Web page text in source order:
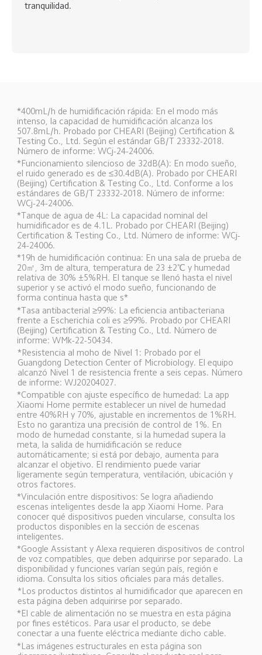
tranquilidad.
*400mL/h de humidificación rápida: En el modo más
intenso, la capacidad de humidificación alcanza los
507.8mL/h. Probado por CHEARI (Beijing) Certification &
Testing Co., Ltd. Según el estándar GB/T 23332-2018.
Número de informe: WCj-24-24006.
*Funcionamiento silencioso de 32dB(A): En modo sueño,
el ruido generado es de ≤30.4dB(A). Probado por CHEARI
(Beijing) Certification & Testing Co., Ltd. Conforme a los
estándares de GB/T 23332-2018. Número de informe:
WCj-24-24006.
*Tanque de agua de 4L: La capacidad nominal del
humidificador es de 4.1L. Probado por CHEARI (Beijing)
Certification & Testing Co., Ltd. Número de informe: WCj-
24-24006.
*19h de humidificación continua: En una sala de prueba de
20㎡, 3m de altura, temperatura de 23 ±2℃ y humedad
relativa de 30% ±5%RH. El tanque se llenó hasta el nivel
superior y se activó el modo sueño, funcionando de
forma continua hasta que s*
*Tasa antibacterial ≥99%: La eficiencia antibacteriana
frente a Escherichia coli es ≥99%. Probado por CHEARI
(Beijing) Certification & Testing Co., Ltd. Número de
informe: WMk-22-50434.
*Resistencia al moho de Nivel 1: Probado por el
Guangdong Detection Center of Microbiology. El equipo
alcanzó Nivel 1 de resistencia frente a seis cepas. Número
de informe: WJ20204027.
*Compatible con ajuste específico de humedad: La app
Xiaomi Home permite establecer un nivel de humedad
entre 40%RH y 70%, ajustable en incrementos de 1%RH.
Esto no garantiza una precisión de control de 1%. En
modo de humedad constante, si la humedad supera la
meta, la salida de humidificación se reduce
automáticamente; si está por debajo, aumenta para
alcanzar el objetivo. El rendimiento puede variar
ligeramente según temperatura, ventilación, ubicación y
otros factores.
*Vinculación entre dispositivos: Se logra añadiendo
escenas inteligentes desde la app Xiaomi Home. Para
conocer qué dispositivos pueden vincularse, consulta los
productos disponibles en la sección de escenas
inteligentes.
*Google Assistant y Alexa requieren dispositivos de control
de voz compatibles, que deben adquirirse por separado. La
disponibilidad y funciones varían según país, región e
idioma. Consulta los sitios oficiales para más detalles.
*Los productos distintos al humidificador que aparecen en
esta página deben adquirirse por separado.
*El cable de alimentación no se muestra en esta página
por fines estéticos. Para usar el producto, se debe
conectar a una fuente eléctrica mediante dicho cable.
*Las imágenes estructurales en esta página son